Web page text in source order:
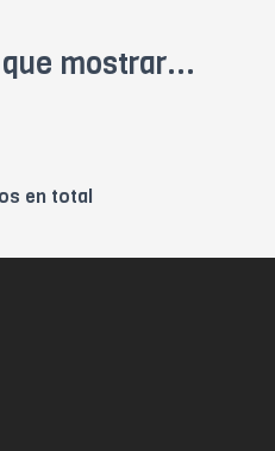
mostrar...
en total